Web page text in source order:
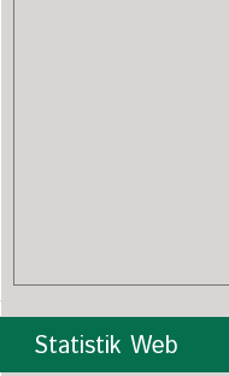
Statistik Web